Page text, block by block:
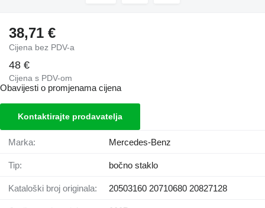
38,71 €
Cijena bez PDV-a
48 €
Cijena s PDV-om
Obavijesti o promjenama cijena
Kontaktirajte prodavatelja
Marka: Mercedes-Benz
Tip: bočno staklo
Kataloški broj originala: 20503160 20710680 20827128